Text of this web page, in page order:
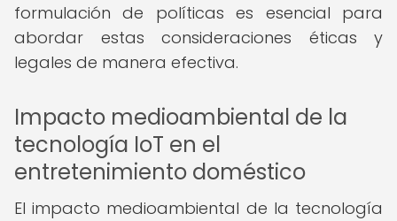
formulación de políticas es esencial para
abordar estas consideraciones éticas y
legales de manera efectiva.
Impacto medioambiental de la
tecnología IoT en el
entretenimiento doméstico
El impacto medioambiental de la tecnología